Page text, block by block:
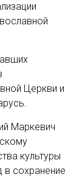
Церкви и
Маркевич
культуры
в сохранение